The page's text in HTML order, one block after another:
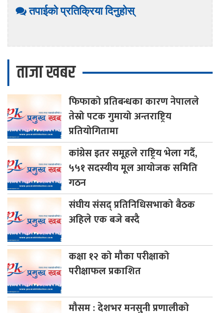
तपाईको प्रतिक्रिया दिनुहोस्
ताजा खबर
फिफाकोप्रतिबन्धका कारण नेपालले
तेस्रो पटक गुमायो अन्तराष्ट्रिय
प्रतियोगितामा
कांग्रेसइतर समूहले राष्ट्रिय भेला गर्दै,
५५१ सदस्यीय मूल आयोजक समिति
गठन
संघीयसंसद् प्रतिनिधिसभाको बैठक
अहिले एक बजे बस्दै
कक्षा१२ को मौका परीक्षाको
परीक्षाफल प्रकाशित
मौसम: देशभर मनसुनी प्रणालीको